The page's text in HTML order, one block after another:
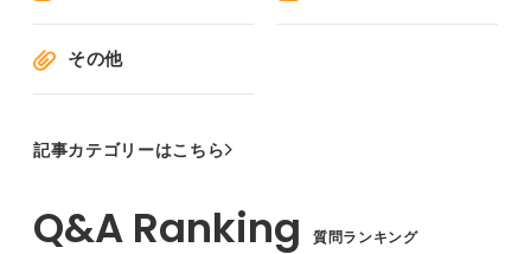
その他
記事カテゴリーはこちら
質問ランキング